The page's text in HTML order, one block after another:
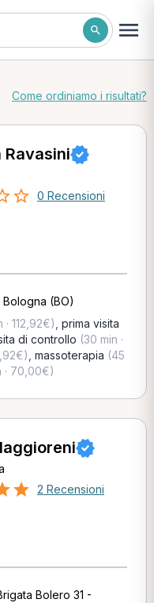
Come ordiniamo i risultati?
Ravasini
0 Recensioni
Bologna (BO)
· 112,92€) prima visita
di controllo (30 min ·
massoterapia (45
· 70,00€)
2 Recensioni
Bolero 31 -